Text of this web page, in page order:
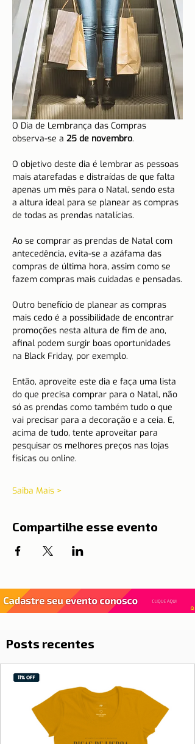
O Dia de Lembrança das Compras
observa-se a 25 de novembro.
O objetivo deste dia é lembrar as pessoas
mais atarefadas e distraídas de que falta
apenas um mês para o Natal, sendo esta
a altura ideal para se planear as compras
de todas as prendas natalícias.
Ao se comprar as prendas de Natal com
antecedência, evita-se a azáfama das
compras de última hora, assim como se
fazem compras mais cuidadas e pensadas.
Outro benefício de planear as compras
mais cedo é a possibilidade de encontrar
promoções nesta altura de fim de ano,
afinal podem surgir boas oportunidades
na Black Friday, por exemplo.
Então, aproveite este dia e faça uma lista
do que precisa comprar para o Natal, não
só as prendas como também tudo o que
vai precisar para a decoração e a ceia. E,
acima de tudo, tente aproveitar para
pesquisar os melhores preços nas lojas
físicas ou online.
Saiba Mais >
Compartilhe esse evento
Posts recentes